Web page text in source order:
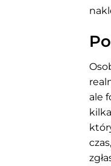
ale